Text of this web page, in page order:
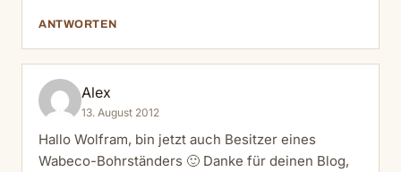
ANTWORTEN
Alex
13. August 2012
Hallo Wolfram, bin jetzt auch Besitzer eines
Wabeco-Bohrständers 🙂 Danke für deinen Blog,